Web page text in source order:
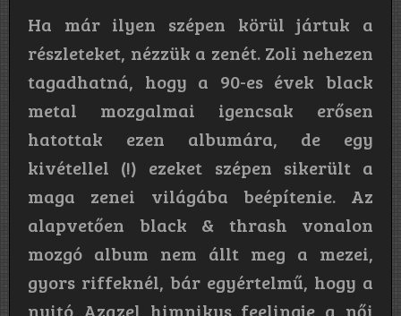
Ha már ilyen szépen körül jártuk a
részleteket, nézzük a zenét. Zoli nehezen
tagadhatná, hogy a 90-es évek black
metal mozgalmai igencsak erősen
hatottak ezen albumára, de egy
kivétellel (!) ezeket szépen sikerült a
maga zenei világába beépítenie. Az
alapvetően black & thrash vonalon
mozgó album nem állt meg a mezei,
gyors riffeknél, bár egyértelmű, hogy a
nyitó Azazel himnikus feelingje a női